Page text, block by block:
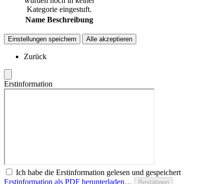
Kategorie eingestuft.
Name Beschreibung
Einstellungen speichern Alle akzeptieren
Zurück
Erstinformation
Ich habe die Erstinformation gelesen und gespeichert
Erstinformation als PDF herunterladen…
Bestätigen